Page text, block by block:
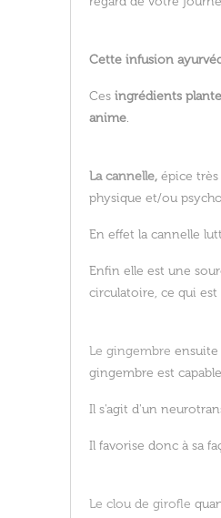
Cette infusion
Ces ingrédients
anime.
La cannelle, épice
physique et/ou
En effet la cannelle
Enfin elle est une
circulatoire, ce qui
Le gingembre ensuite
gingembre est
Il s'agit d'un
Il favorise donc à sa
Le clou de girofle